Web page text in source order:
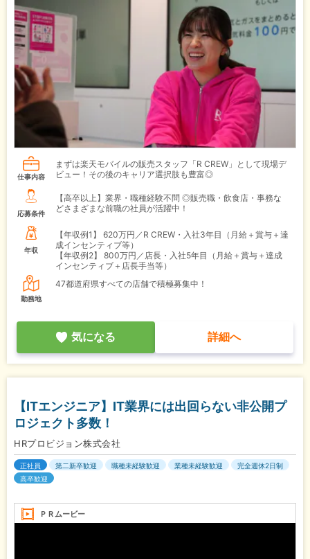
仕事内容
まずは楽天モバイルの販売スタッフ「R CREW」として現場デ
ビュー！その後のキャリア選択肢も豊富◎
応募条件
【高卒以上】業界・職種経験不問 ◎販売職・飲食店・事務な
どさまざまな前職の社員が活躍中！
年収
【年収例1】
620万円／R CREW・入社3年目（月給＋賞与＋達
成インセンティブ等）
【年収例2】
800万円／店長・入社5年目（月給＋賞与＋達成
インセンティブ＋店長手当等）
勤務地
47都道府県すべての店舗で積極募集中！
気になる 詳細へ
【ITエンジニア】IT業界には出回らない非公開プ
ロジェクト多数！
HRプロビジョン株式会社
正社員 第二新卒歓迎 職種未経験歓迎 業種未経験歓迎
完全週休2日制
高卒歓迎
ＰＲムービー